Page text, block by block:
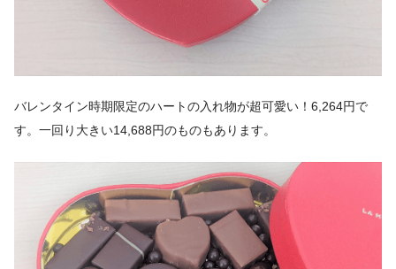
バレンタイン時期限定のハートの入れ物が超可愛い！6,264円で
す。一回り大きい14,688円のものもあります。